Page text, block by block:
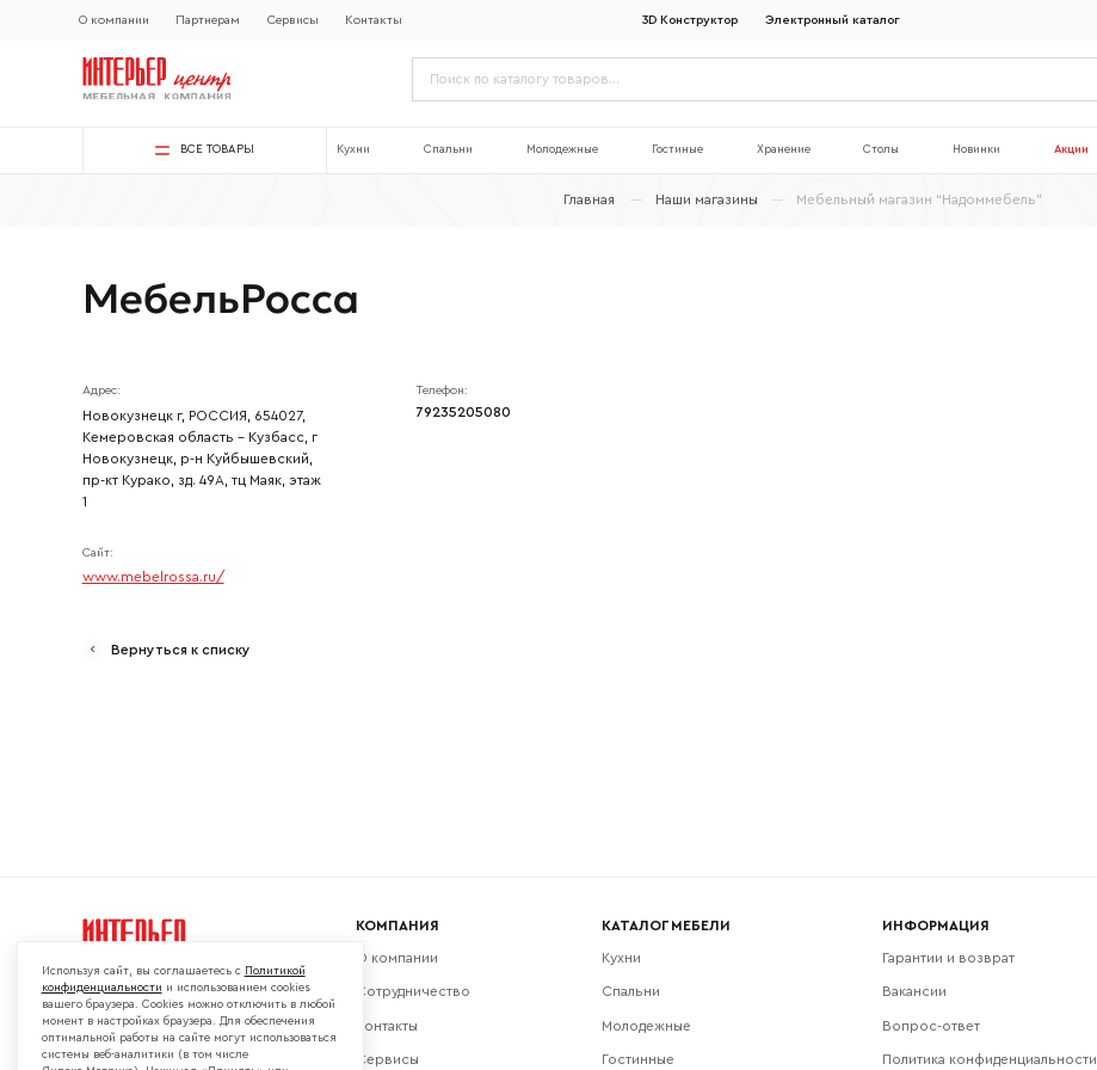
О компании Партнерам Сервисы Контакты 3D Конструктор Электронный каталог
ВСЕ ТОВАРЫ Кухни Спальни Молодежные Гостиные Хранение Столы Новинки Акции
Главная Наши магазины Мебельный магазин “Надоммебель”
МебельРосса
Адрес:
Новокузнецк г, РОССИЯ, 654027,
Кемеровская область - Кузбасс, г
Новокузнецк, р-н Куйбышевский,
пр-кт Курако, зд. 49А, тц Маяк, этаж
1
Телефон:
79235205080
Сайт:
www.mebelrossa.ru/
Вернуться к списку
Мы в социальных сетях:
КОМПАНИЯ
О компании
Сотрудничество
Контакты
Сервисы
КАТАЛОГ МЕБЕЛИ
Кухни
Спальни
Молодежные
Гостинные
ИНФОРМАЦИЯ
Гарантии и возврат
Вакансии
Вопрос-ответ
Политика конфиденциальности
Используя сайт, вы соглашаетесь с Политикой
конфиденциальности и использованием cookies
вашего браузера. Cookies можно отключить в любой
момент в настройках браузера. Для обеспечения
оптимальной работы на сайте могут использоваться
системы веб-аналитики (в том числе